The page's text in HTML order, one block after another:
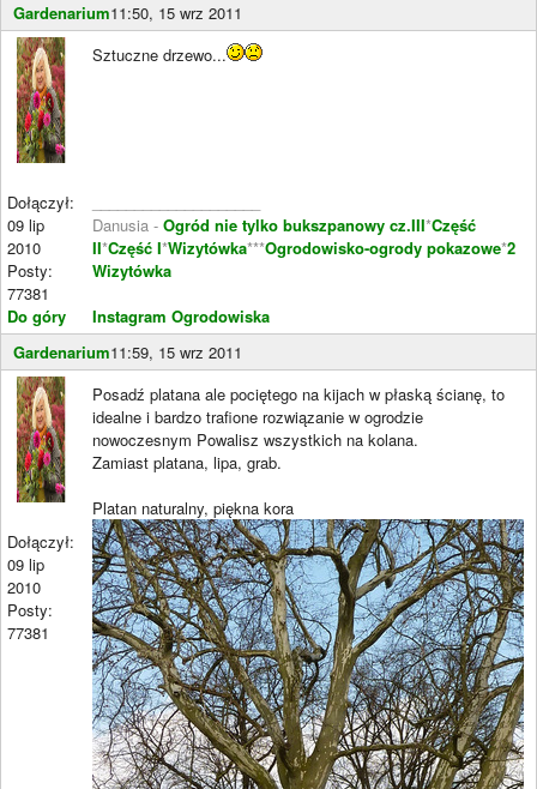
Gardenarium11:50, 15 wrz 2011
Dołączył:
09 lip
2010
Posty:
77381
Do góry
Sztuczne drzewo...
Danusia - Ogród nie tylko bukszpanowy cz.III*Część
II*Część I*Wizytówka***Ogrodowisko-ogrody pokazowe*2
Wizytówka
Instagram Ogrodowiska
Gardenarium11:59, 15 wrz 2011
Dołączył:
09 lip
2010
Posty:
77381
Posadź platana ale pociętego na kijach w płaską ścianę, to
idealne i bardzo trafione rozwiązanie w ogrodzie
nowoczesnym Powalisz wszystkich na kolana.
Zamiast platana, lipa, grab.
Platan naturalny, piękna kora